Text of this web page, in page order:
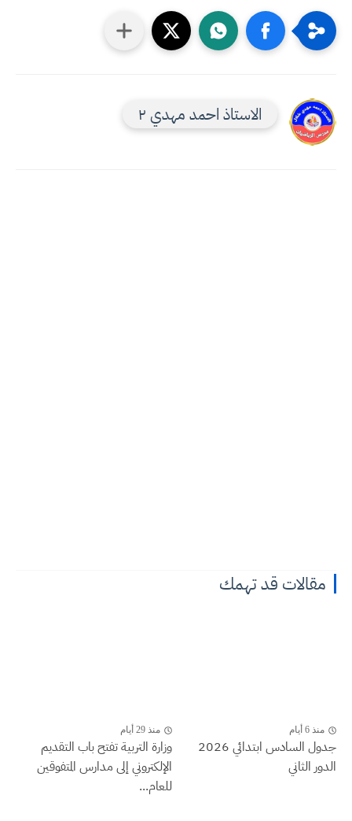
الاستاذ احمد مهدي ٢
مقالات قد تهمك
منذ 6 أيام
جدول السادس ابتدائي 2026
الدور الثاني
منذ 29 أيام
وزارة التربية تفتح باب التقديم
الإلكتروني إلى مدارس المتفوقين
للعام...